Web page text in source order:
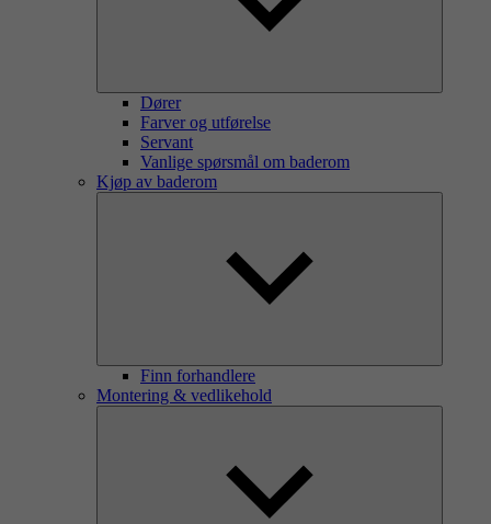
Dører
Farver og utførelse
Servant
Vanlige spørsmål om baderom
Kjøp av baderom
Finn forhandlere
Montering & vedlikehold